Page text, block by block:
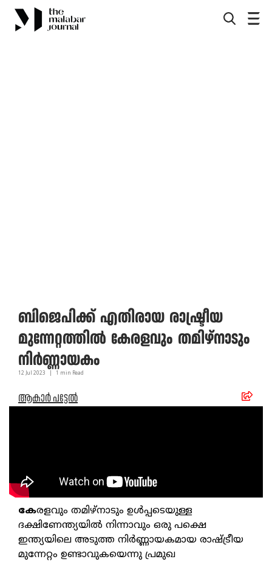
ബിജെപിക്ക് എതിരായ രാഷ്ട്രീയ
മുന്നേറ്റത്തിൽ കേരളവും തമിഴ്‌നാടും
നിർണ്ണായകം
12 Jul 2023 1 min Read
ആകാർ പട്ടേൽ
കേരളവും തമിഴ്നാടും ഉൾപ്പടെയുള്ള
ദക്ഷിണേന്ത്യയിൽ നിന്നാവും ഒരു പക്ഷെ
ഇന്ത്യയിലെ അടുത്ത നിർണ്ണായകമായ രാഷ്ട്രീയ
മുന്നേറ്റം ഉണ്ടാവുകയെന്നു പ്രമുഖ